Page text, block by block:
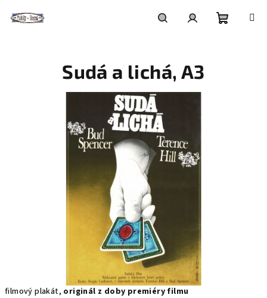
filmový plakát, originál z doby premiéry filmu
Sudá a lichá, A3